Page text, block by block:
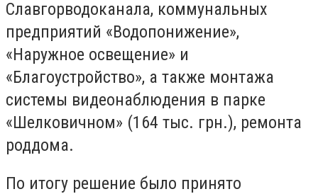
Славгорводоканала, коммунальных
предприятий «Водопонижение»,
«Наружное освещение» и
«Благоустройство», а также монтажа
системы видеонаблюдения в парке
«Шелковичном» (164 тыс. грн.), ремонта
роддома.
По итогу решение было принято